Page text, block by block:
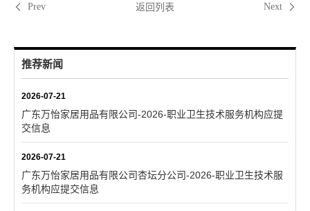
Prev 返回列表 Next
推荐新闻
2026-07-21
广东万怡家居用品有限公司-2026-职业卫生技术服务机构应提
交信息
2026-07-21
广东万怡家居用品有限公司杏坛分公司-2026-职业卫生技术服
务机构应提交信息